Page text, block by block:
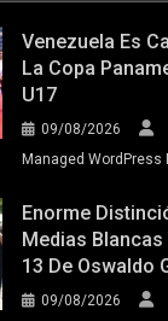
Venezuela Es
La Copa
U17
09/08/2026
Managed WordPress
Enorme
Medias
13 De Oswaldo
09/08/2026